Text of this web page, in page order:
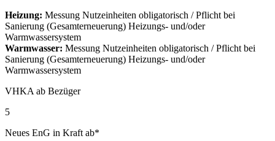
Heizung: Messung Nutzeinheiten obligatorisch / Pflicht bei
Sanierung (Gesamterneuerung) Heizungs- und/oder
Warmwassersystem
Warmwasser: Messung Nutzeinheiten obligatorisch / Pflicht bei
Sanierung (Gesamterneuerung) Heizungs- und/oder
Warmwassersystem
VHKA ab Bezüger
5
Neues EnG in Kraft ab*